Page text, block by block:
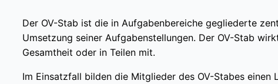
Der OV-Stab ist die in Aufgabenbereiche gegliederte
Umsetzung seiner Aufgabenstellungen. Der OV-Stab
Gesamtheit oder in Teilen mit.
Im Einsatzfall bilden die Mitglieder des OV-Stabes